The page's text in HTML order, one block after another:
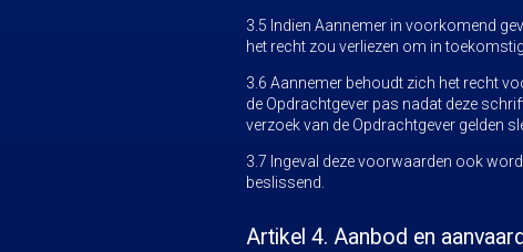
3.5 Indien Aannemer in voorkomend
het recht zou verliezen om in
3.6 Aannemer behoudt zich het recht
de Opdrachtgever pas nadat deze
verzoek van de Opdrachtgever gelden
3.7 Ingeval deze voorwaarden ook
beslissend.
Artikel 4. Aanbod en